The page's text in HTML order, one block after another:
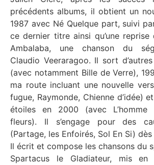
précédents albums, il obtient un
1987 avec Né Quelque part, suivi
ce dernier titre ainsi qu’une reprise
Ambalaba, une chanson du
Claudio Veeraragoo. Il sort
(avec notamment Bille de Verre),
ma route incluant une nouvelle
fugue, Raymonde, Chienne d’idée)
étoiles en 2000 (avec
fleurs). Il s’engage pour des
(Partage, les Enfoirés, Sol En Si) dès
Il écrit et compose les chansons du
Spartacus le Gladiateur, mis